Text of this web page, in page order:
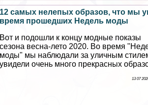
12 самых нелепых образов, что мы
время прошедших Недель моды
Вот и подошли к концу модные показы
сезона весна-лето 2020. Во время
моды" мы наблюдали за уличным
увидели очень много прекрасных
13 07